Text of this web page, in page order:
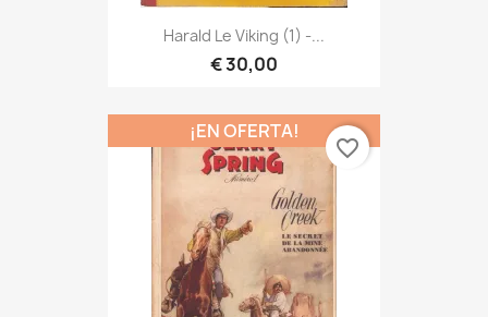
Harald Le Viking (1) -...
€ 30,00
¡EN OFERTA!
favorite_border